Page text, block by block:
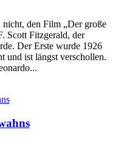
den Film „Der große
Scott Fitzgerald, der
Der Erste wurde 1926
und ist längst verschollen.